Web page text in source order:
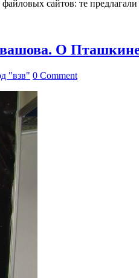
сайтов: те
О
"взв" 0 Comment